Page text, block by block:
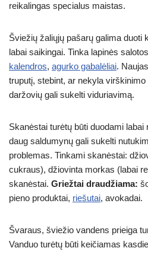
reikalingas specialus maistas.
Šviežių žaliųjų pašarų galima duoti
labai saikingai. Tinka lapinės
kalendros, agurko gabalėliai.
truputį, stebint, ar nekyla
daržovių gali sukelti viduriavimą.
Skanėstai turėtų būti duodami
daug saldumynų gali sukelti
problemas. Tinkami skanėstai:
cukraus), džiovinta morkas (labai
skanėstai. Griežtai draudžiama:
pieno produktai, riešutai, avokadai.
Švaraus, šviežio vandens prieiga
Vanduo turėtų būti keičiamas